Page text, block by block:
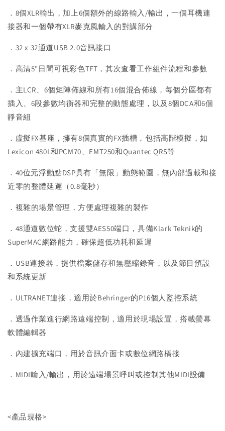
．8個XLR輸出，加上6個額外的線路輸入/輸出，一個耳機連
接器和一個帶有XLR麥克風輸入的對講部分
．32 x 32通道USB 2.0音訊接口
．高清5"日間可視彩色TFT，其次查看工作組件流程和參數
．主LCR、6個矩陣佈線和所有16個混合佈線，每個分區都有
插入、6段參數均衡器和完整的動態處理，以及8個DCA和6個
靜音組
．虛擬FX基座，擁有8個真實的FX插槽，包括高階模擬，如
Lexicon 480L和PCM70、EMT250和Quantec QRS等
．40位元浮動點DSP具有「無限」動態範圍，無內部過載和接
近零的整體延遲（0.8毫秒）
．複雜的場景管理，方便處理複雜的製作
．48通道數位蛇，支援雙AES50端口，具備Klark Teknik的
SuperMAC網路能力，確保超低功耗和延遲
．USB連接器，提供檔案儲存和無壓縮錄音，以及節目預設
和系統更新
．ULTRANET連接，適用於Behringer的P16個人監控系統
．透過作業進行網路遠端控制，適用於現場設置，搭載螢幕
軟體編輯器
．內建擴充端口，用於音訊介面卡或數位網路橋接
．MIDI輸入/輸出，用於遠端場景呼叫或控制其他MIDI設備
<產品規格>